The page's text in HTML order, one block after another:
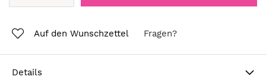
Auf den Wunschzettel Fragen?
Details